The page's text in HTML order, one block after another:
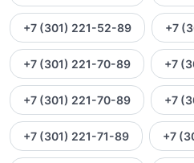
+7 (301) 221-52-89 +7
+7 (301) 221-70-89 +7
+7 (301) 221-70-89 +7
+7 (301) 221-71-89 +7